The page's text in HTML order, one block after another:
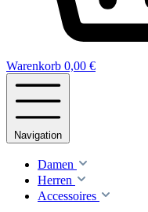
Warenkorb 0,00 €
Navigation
Damen
Herren
Accessoires